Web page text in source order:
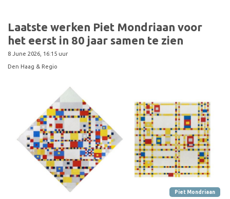
Laatste werken Piet Mondriaan voor
het eerst in 80 jaar samen te zien
8 June 2026, 16:15 uur
Den Haag & Regio
Piet Mondriaan